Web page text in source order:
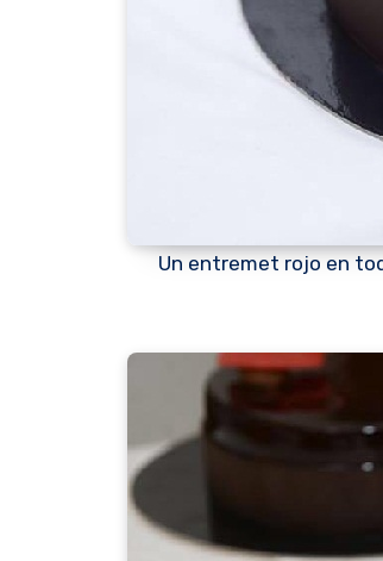
Un entremet rojo en